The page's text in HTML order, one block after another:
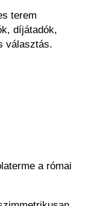
terem
díjátadók,
választás.
a római